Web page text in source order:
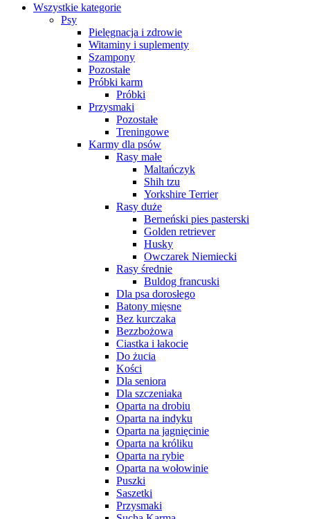
Wszystkie kategorie
Psy
Pielęgnacja i zdrowie
Witaminy i suplementy
Szampony
Pozostałe
Próbki karm
Próbki
Przysmaki
Pozostałe
Treningowe
Karmy dla psów
Rasy małe
Maltańczyk
Shih tzu
Yorkshire Terrier
Rasy duże
Berneński pies pasterski
Golden retriever
Husky
Owczarek Niemiecki
Rasy średnie
Buldog francuski
Dla psa dorosłego
Batony mięsne
Bez kurczaka
Bezzbożowa
Ciastka i łakocie
Do żucia
Kości
Dla seniora
Dla szczeniaka
Oparta na drobiu
Oparta na indyku
Oparta na jagnięcinie
Oparta na króliku
Oparta na rybie
Oparta na wołowinie
Puszki
Saszetki
Przysmaki